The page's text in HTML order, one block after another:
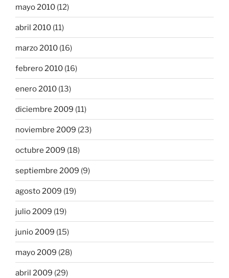
mayo 2010 (12)
abril 2010 (11)
marzo 2010 (16)
febrero 2010 (16)
enero 2010 (13)
diciembre 2009 (11)
noviembre 2009 (23)
octubre 2009 (18)
septiembre 2009 (9)
agosto 2009 (19)
julio 2009 (19)
junio 2009 (15)
mayo 2009 (28)
abril 2009 (29)